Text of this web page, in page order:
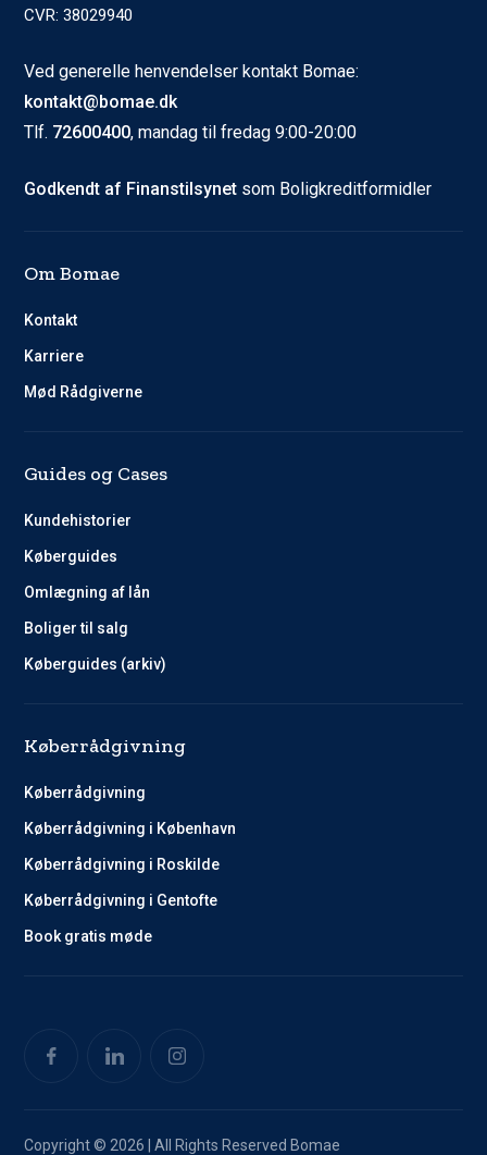
CVR: 38029940
Ved generelle henvendelser kontakt Bomae:
kontakt@bomae.dk
Tlf. 72600400, mandag til fredag 9:00-20:00
Godkendt af Finanstilsynet som Boligkreditformidler
Om Bomae
Kontakt
Karriere
Mød Rådgiverne
Guides og Cases
Kundehistorier
Køberguides
Omlægning af lån
Boliger til salg
Køberguides (arkiv)
Køberrådgivning
Køberrådgivning
Køberrådgivning i København
Køberrådgivning i Roskilde
Køberrådgivning i Gentofte
Book gratis møde
Copyright © 2026 | All Rights Reserved Bomae